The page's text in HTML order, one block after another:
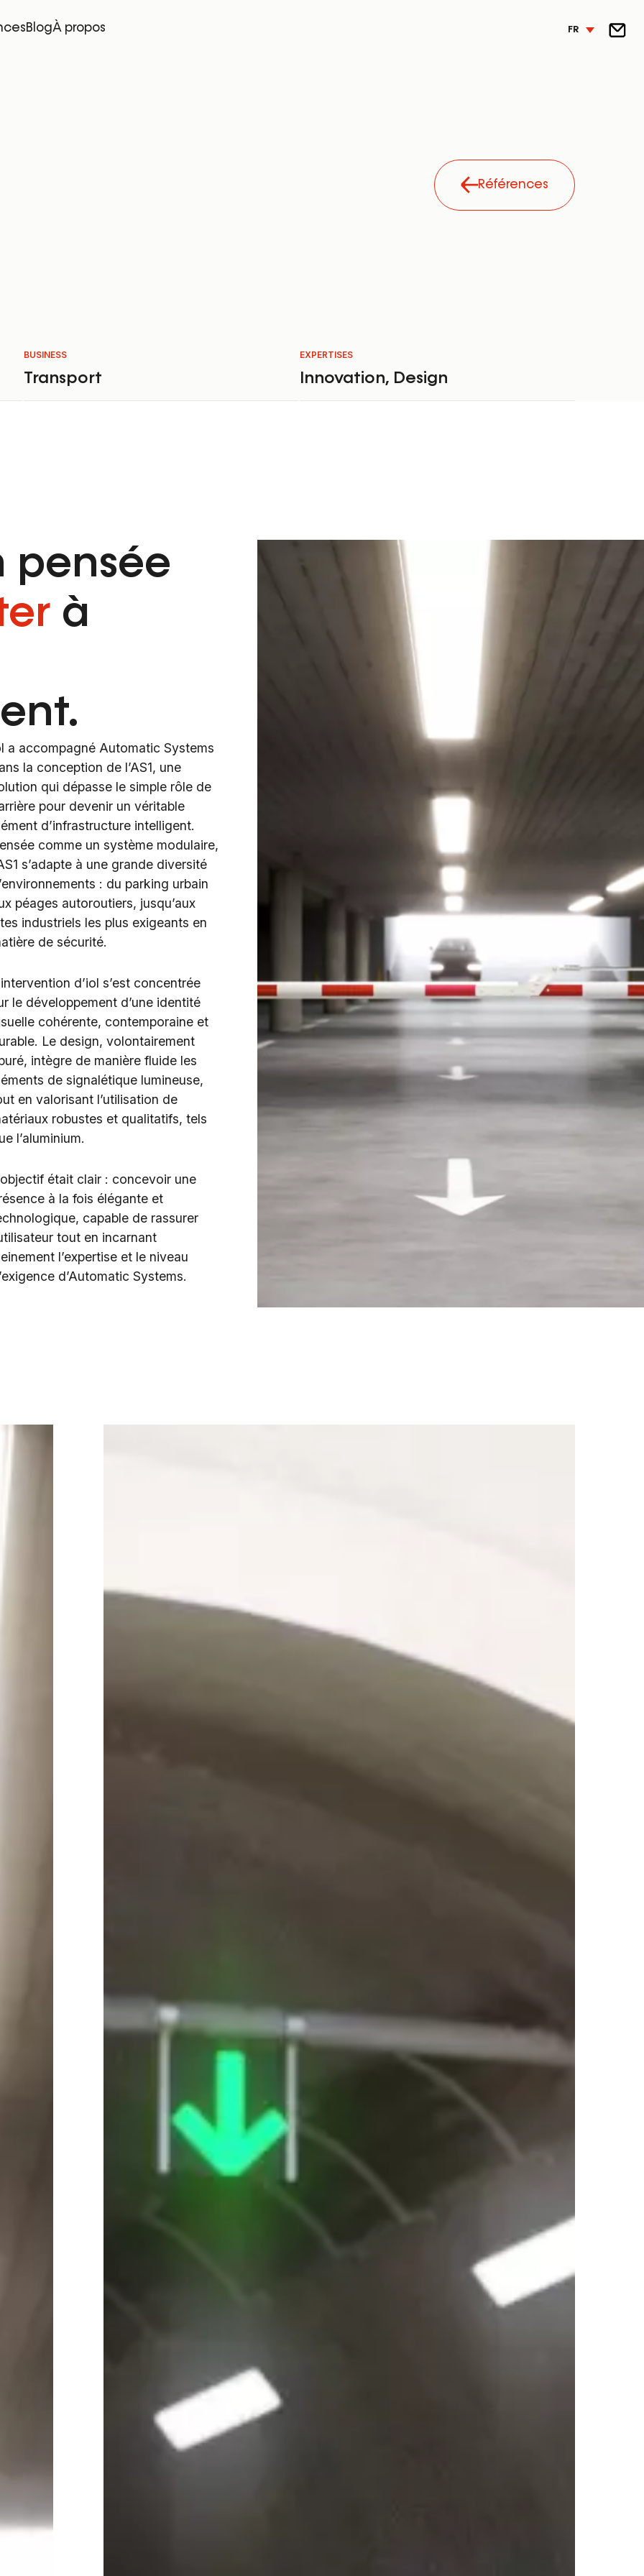
BlogÀ propos FR
Références
BUSINESS
Transport
EXPERTISES
Innovation, Design
pensée
à
a accompagné Automatic Systems
la conception de l’AS1, une
qui dépasse le simple rôle de
pour devenir un véritable
d’infrastructure intelligent.
comme un système modulaire,
s’adapte à une grande diversité
: du parking urbain
péages autoroutiers, jusqu’aux
industriels les plus exigeants en
de sécurité.
d’iol s’est concentrée
le développement d’une identité
cohérente, contemporaine et
Le design, volontairement
intègre de manière fluide les
de signalétique lumineuse,
en valorisant l’utilisation de
robustes et qualitatifs, tels
l’aluminium.
était clair : concevoir une
à la fois élégante et
capable de rassurer
tout en incarnant
l’expertise et le niveau
d’Automatic Systems.